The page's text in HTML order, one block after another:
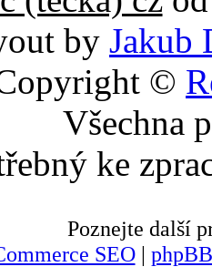
by Jakub
©
Všechna
ke
Poznejte další
SEO|